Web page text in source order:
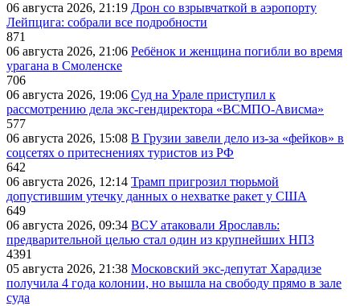
06 августа 2026, 21:19 Дрон со взрывчаткой в аэропорту
Лейпцига: собрали все подробности
871
06 августа 2026, 21:06 Ребёнок и женщина погибли во время
урагана в Смоленске
706
06 августа 2026, 19:06 Суд на Урале приступил к
рассмотрению дела экс-гендиректора «ВСМПО-Ависма»
577
06 августа 2026, 15:08 В Грузии завели дело из-за «фейков» в
соцсетях о притеснениях туристов из РФ
642
06 августа 2026, 12:14 Трамп пригрозил тюрьмой
допустившим утечку данных о нехватке ракет у США
649
06 августа 2026, 09:34 ВСУ атаковали Ярославль:
предварительной целью стал один из крупнейших НПЗ
4391
05 августа 2026, 21:38 Московский экс-депутат Харадизе
получила 4 года колонии, но вышла на свободу прямо в зале
суда